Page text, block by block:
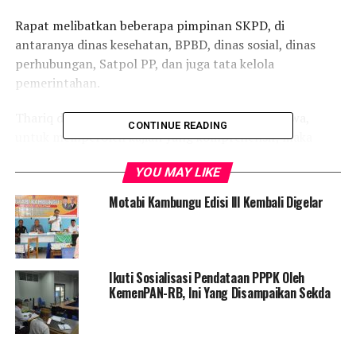
Rapat melibatkan beberapa pimpinan SKPD, di
antaranya dinas kesehatan, BPBD, dinas sosial, dinas
perhubungan, Satpol PP, dan juga tata kelola
pemerintahan.
Thariq dalam kesempatan itu menerangkan bahwa,
untuk memperoleh kajian yang komprehensif, maka
PSBB di Gorut dilakukan dalam beberapa tahap.
“Yang pertama tadi sebagai gambaran umum
pengantar, kemudian tadi juga sudah dibahas sudah di
hasilkan dalam rapat itu yaitu tim kecil, tim kaji cepat
untuk penyusunan skenario yang mulai bekerja malam
ini juga setelah buka, kemudian sampai besok tim ini
akan bekerja,” terang Thariq Modanggu.
Dan sesuai target yang ada, kata Thariq, semua kesiapan
CONTINUE READING
YOU MAY LIKE
Motabi Kambungu Edisi lll Kembali Digelar
Ikuti Sosialisasi Pendataan PPPK Oleh
KemenPAN-RB, Ini Yang Disampaikan Sekda